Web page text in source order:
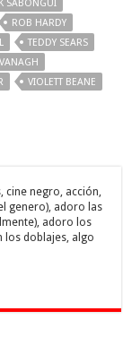
SABONGUI
ROB HARDY
TEDDY SEARS
VIOLETT BEANE
negro, acción,
genero), adoro las
adoro los
los doblajes, algo